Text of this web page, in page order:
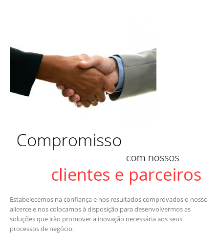
Estabelecemos na confiança e nos resultados comprovados o nosso
alicerce e nos colocamos à disposição para desenvolvermos as
soluções que irão promover a inovação necessária aos seus
processos de negócio.